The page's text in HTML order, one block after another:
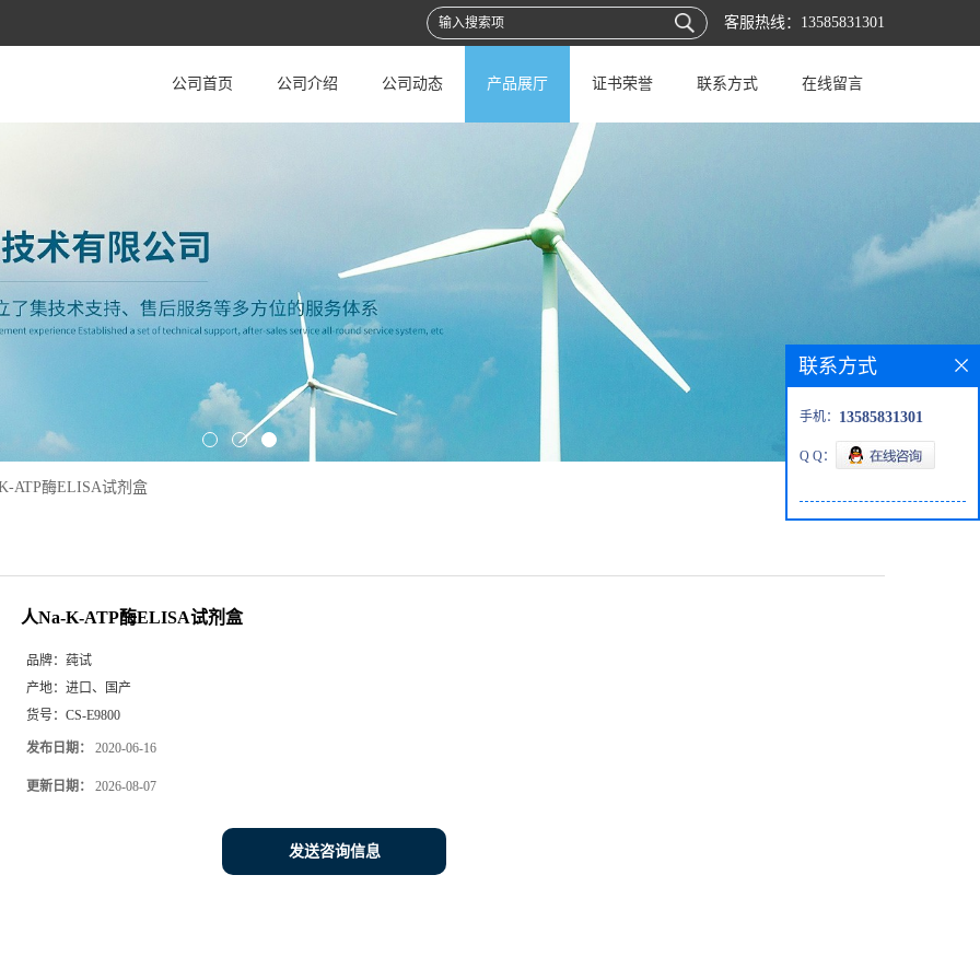
客服热线： 13585831301
公司首页 公司介绍 公司动态 产品展厅 证书荣誉 联系方式 在线留言
ATP酶ELISA试剂盒
人Na-K-ATP酶ELISA试剂盒
品牌： 莼试
产地： 进口、国产
货号： CS-E9800
发布日期： 2020-06-16
更新日期： 2026-08-07
发送咨询信息
联系方式
手机： 13585831301
Q Q：